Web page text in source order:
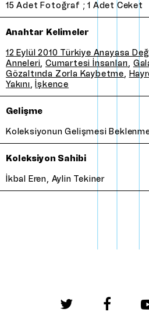
15 adet fotoğraf ; 1 adet ceket
Anahtar Kelimeler
12 Eylül 2010 Türkiye Anayasa
Anneleri,Cumartesi İnsanları,
Gözaltında Zorla Kaybetme,
Yakını, İşkence
Gelişme
Koleksiyonun gelişmesi
Koleksiyon Sahibi
İkbal Eren, Aylin Tekiner
facebook